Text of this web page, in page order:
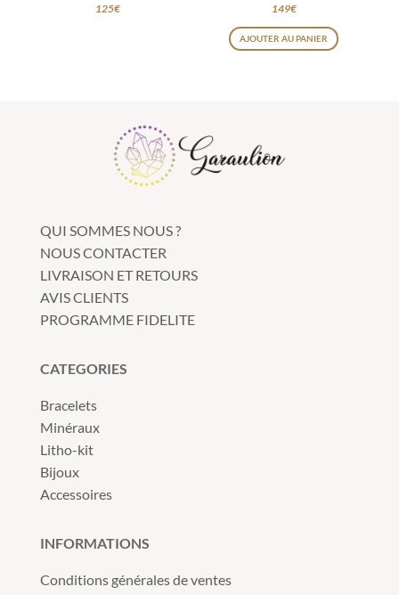
125€ 149€
AJOUTER AU PANIER
QUI SOMMES NOUS ?
NOUS CONTACTER
LIVRAISON ET RETOURS
AVIS CLIENTS
PROGRAMME FIDELITE
CATEGORIES
Bracelets
Minéraux
Litho-kit
Bijoux
Accessoires
INFORMATIONS
Conditions générales de ventes